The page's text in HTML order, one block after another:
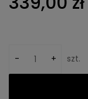
- + szt.